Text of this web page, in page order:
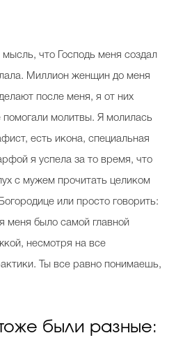
что Господь меня создал
Миллион женщин до меня
после меня, я от них
молитвы. Я молилась
есть икона, специальная
я успела за то время, что
с мужем прочитать целиком
или просто говорить:
меня было самой главной
несмотря на все
Ты все равно понимаешь,
были разные: